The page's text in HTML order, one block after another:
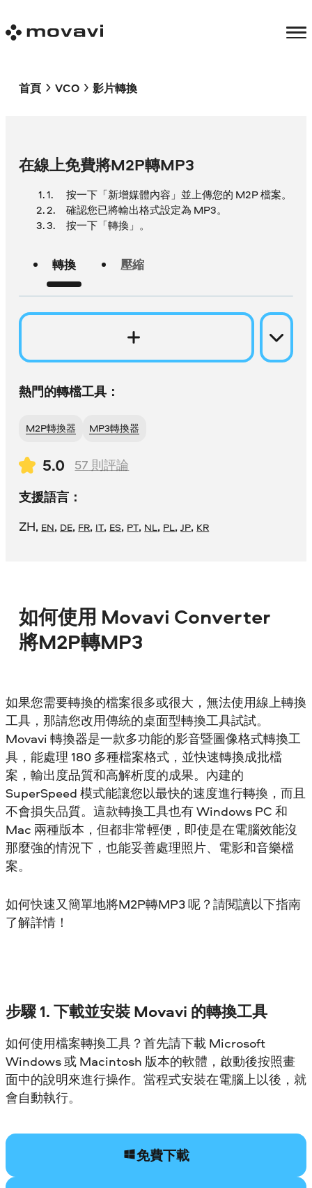
首頁 VCO 影片轉換
在線上免費將M2P轉MP3
按一下「新增媒體內容」並上傳您的 M2P 檔案。
確認您已將輸出格式設定為 MP3。
按一下「轉換」。
轉換 壓縮
熱門的轉檔工具：
M2P轉換器 MP3轉換器
5.0 57 則評論
支援語言：
ZH, EN, DE, FR, IT, ES, PT, NL, PL,JP, KR
如何使用 Movavi Converter
將M2P轉MP3
如果您需要轉換的檔案很多或很大，無法使用線上轉換
工具，那請您改用傳統的桌面型轉換工具試試。
Movavi 轉換器是一款多功能的影音暨圖像格式轉換工
具，能處理 180 多種檔案格式，並快速轉換成批檔
案，輸出度品質和高解析度的成果。內建的
SuperSpeed 模式能讓您以最快的速度進行轉換，而且
不會損失品質。這款轉換工具也有 Windows PC 和
Mac 兩種版本，但都非常輕便，即使是在電腦效能沒
那麼強的情況下，也能妥善處理照片、電影和音樂檔
案。
如何快速又簡單地將M2P轉MP3 呢？請閱讀以下指南
了解詳情！
步驟 1. 下載並安裝 Movavi 的轉換工具
如何使用檔案轉換工具？首先請下載 Microsoft
Windows 或 Macintosh 版本的軟體，啟動後按照畫
面中的說明來進行操作。當程式安裝在電腦上以後，就
會自動執行。
免費下載